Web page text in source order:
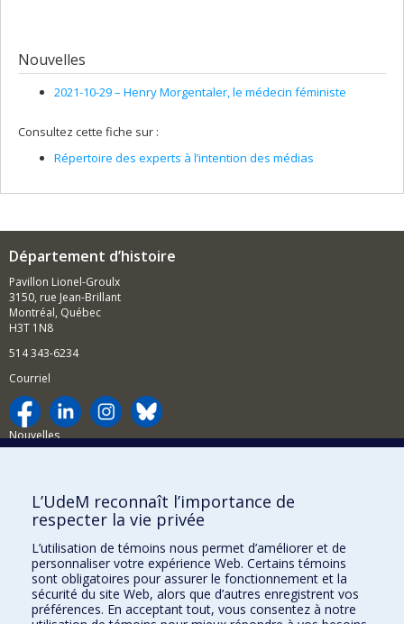
Nouvelles
2021-10-29 – Henry Morgentaler, le médecin féministe
Consultez cette fiche sur :
Répertoire des experts à l’intention des médias
Département d’histoire
Pavillon Lionel-Groulx
3150, rue Jean-Brillant
Montréal, Québec
H3T 1N8
514 343-6234
Courriel
Nouvelles
Comment soutenir le Département?
BESOIN D'AIDE?
Plan du site
Signaler une erreur
Accessibilité
L’UdeM reconnaît l’importance de
respecter la vie privée
L’utilisation de témoins nous permet d’améliorer et de
personnaliser votre expérience Web. Certains témoins
sont obligatoires pour assurer le fonctionnement et la
sécurité du site Web, alors que d’autres enregistrent vos
préférences. En acceptant tout, vous consentez à notre